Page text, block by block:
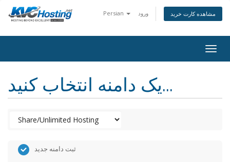
Persian ورود مشاهده کارت خرید
یک دامنه انتخاب کنید...
ثبت دامنه جدید